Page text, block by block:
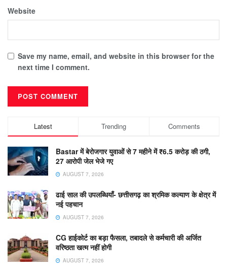
Website
Save my name, email, and website in this browser for the
next time I comment.
Latest Trending Comments
Bastar में बेरोजगार युवाओं से 7 महीने में ₹6.5 करोड़ की ठगी,
27 आरोपी जेल भेजे गए
AUGUST 7, 2026
ढाई साल की उपलब्धियाँ- छत्तीसगढ़ का श्रमिक कल्याण के क्षेत्र में
नई पहचान
AUGUST 7, 2026
CG हाईकोर्ट का बड़ा फैसला, तबादले से कर्मचारी की अर्जित
वरिष्ठता खत्म नहीं होगी
AUGUST 7, 2026